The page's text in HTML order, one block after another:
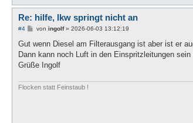
Re: hilfe, lkw springt nicht an
#4
B
i
r
a
von ingolf» 2026-06-03 13:12:19
Gut wenn Diesel am Filterausgang ist aber ist er
Dann kann noch Luft in den Einspritzleitungen
Grüße Ingolf
Flocken statt Feinstaub !